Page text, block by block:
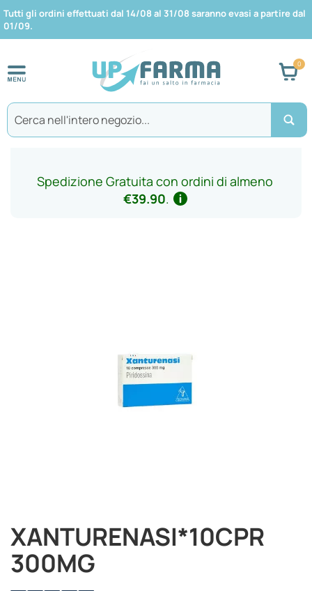
Tutti gli ordini effettuati dal 14/08 al 31/08 saranno evasi a partire dal
01/09.
Spedizione Gratuita con ordini di almeno
€39.90.
XANTURENASI*10CPR
300MG
Vai
all'inizio
della
galleria